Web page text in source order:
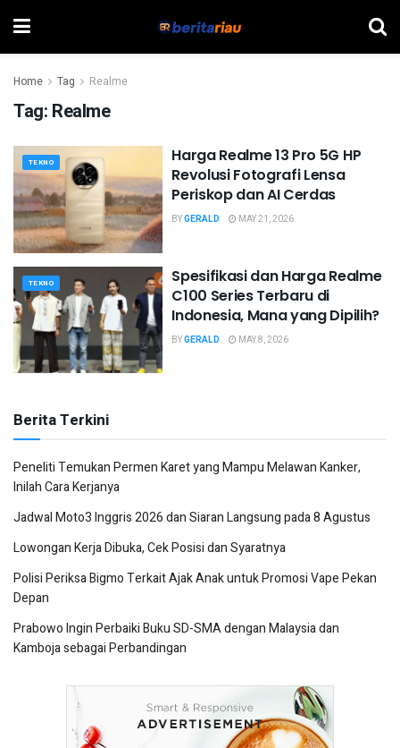
Home Tag Realme
Tag: Realme
TEKNO
Harga Realme 13 Pro 5G HP
Revolusi Fotografi Lensa
Periskop dan AI Cerdas
BYGERALD MAY 21, 2026
TEKNO
Spesifikasi dan Harga Realme
C100 Series Terbaru di
Indonesia, Mana yang Dipilih?
BYGERALD MAY 8, 2026
Berita Terkini
Peneliti Temukan Permen Karet yang Mampu Melawan Kanker,
Inilah Cara Kerjanya
Jadwal Moto3 Inggris 2026 dan Siaran Langsung pada 8 Agustus
Lowongan Kerja Dibuka, Cek Posisi dan Syaratnya
Polisi Periksa Bigmo Terkait Ajak Anak untuk Promosi Vape Pekan
Depan
Prabowo Ingin Perbaiki Buku SD-SMA dengan Malaysia dan
Kamboja sebagai Perbandingan